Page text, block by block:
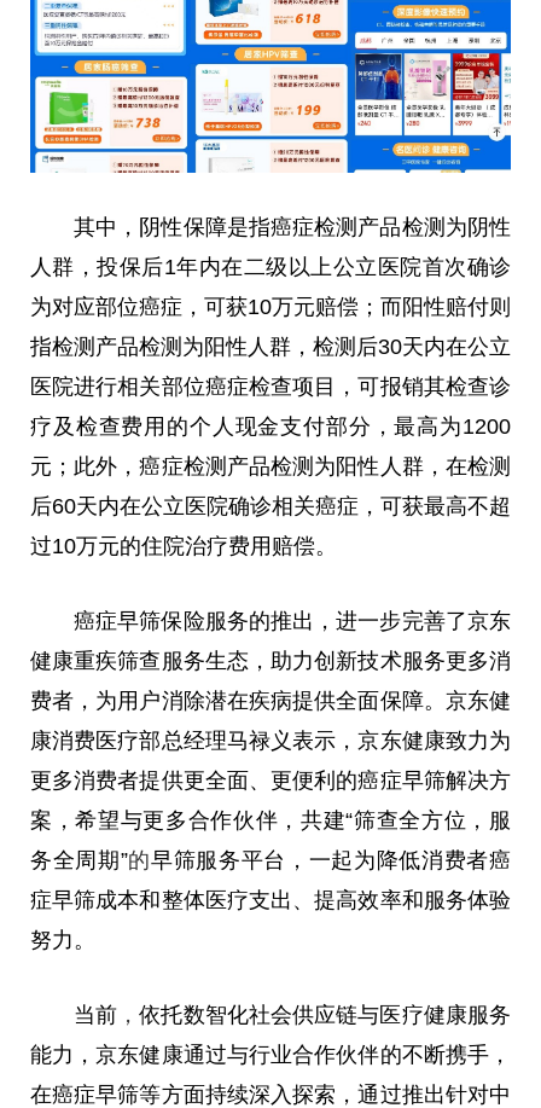
其中，阴性保障是指癌症检测产品检测为阴性
人群，投保后1年内在二级以上公立医院首次确诊
为对应部位癌症，可获10万元赔偿；而阳性赔付则
指检测产品检测为阳性人群，检测后30天内在公立
医院进行相关部位癌症检查项目，可报销其检查诊
疗及检查费用的个人现金支付部分，最高为1200
元；此外，癌症检测产品检测为阳性人群，在检测
后60天内在公立医院确诊相关癌症，可获最高不超
过10万元的住院治疗费用赔偿。
癌症早筛保险服务的推出，进一步完善了京东
健康重疾筛查服务生态，助力创新技术服务更多消
费者，为用户消除潜在疾病提供全面保障。京东健
康消费医疗部总经理马禄义表示，京东健康致力为
更多消费者提供更全面、更便利的癌症早筛解决方
案，希望与更多合作伙伴，共建“筛查全方位，服
务全周期”的早筛服务平台，一起为降低消费者癌
症早筛成本和整体医疗支出、提高效率和服务体验
努力。
当前 ，依托数智化社会供应链与医疗健康服务
能力，京东健康通过与行业合作伙伴的不断携手，
在癌症早筛等方面持续深入探索，通过推出针对中